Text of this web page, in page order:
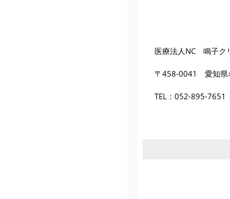
医療法人NC 鳴子ク
〒458-0041 愛知県
TEL： 052-895-7651